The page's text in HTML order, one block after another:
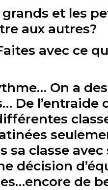
grands et les
aux autres?
avec ce
On a
De l’entraide
classe avec
décision
de